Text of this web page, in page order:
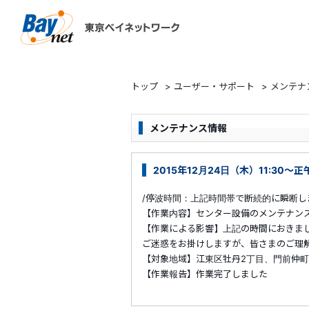
トップ > ユーザー・サポート > メンテ
メンテナンス情報
2015年12月24日（木）11:30～正
/停波時間：上記時間帯で断続的に瞬断し
【作業内容】センター設備のメンテナン
【作業による影響】上記の時間におき
ご迷惑をお掛けしますが、皆さまのご理
【対象地域】江東区牡丹2丁目、門前仲
【作業報告】作業完了しました